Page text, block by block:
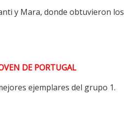
y Mara, donde obtuvieron los
DE PORTUGAL
ejemplares del grupo 1.